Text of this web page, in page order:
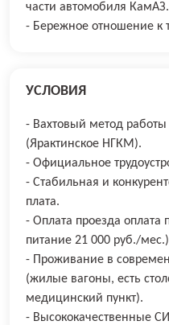
части автомобиля КамАЗ.
- Бережное отношение к
УСЛОВИЯ
- Вахтовый метод работы
(Ярактинское НГКМ).
- Официальное
- Стабильная и
плата.
- Оплата проезда оплата
питание 21 000 руб./
- Проживание в
(жилые вагоны, есть
медицинский пункт).
- Высококачественные